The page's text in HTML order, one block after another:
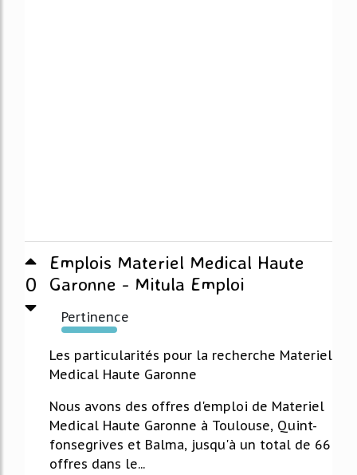
0
Emplois Materiel Medical Haute
Garonne - Mitula Emploi
Pertinence
522%
Les particularités pour la recherche Materiel
Medical Haute Garonne
Nous avons des offres d'emploi de Materiel
Medical Haute Garonne à Toulouse, Quint-
fonsegrives et Balma, jusqu'à un total de 66
offres dans le...